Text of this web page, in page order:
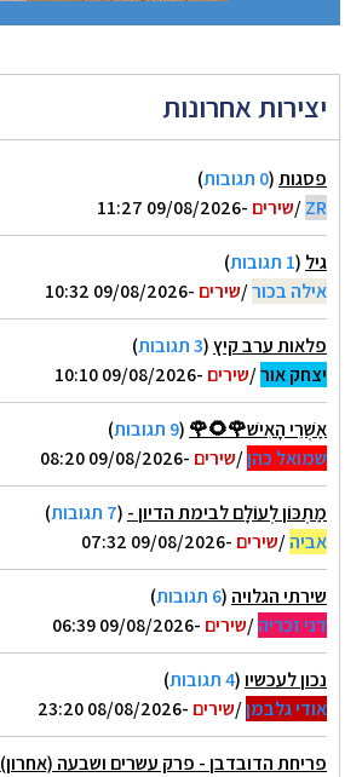
יצירות אחרונות
פסגות(0 תגובות
)
ZR
/שירים -09/08/2026 11:27
גיל (1 תגובות
)
אילה בכור/שירים -09/08/2026 10:32
פלאות ערב קיץ(3 תגובות
)
יצחק אור/שירים -09/08/2026 10:10
אַשְׁרֵי הָאִישׁ🌹🌻🌹 (9 תגובות
)
שמואל כהן/שירים -09/08/2026 08:20
מַתְכּוֹן לְעוֹלָם לבימת הדיון - (7 תגובות
)
אביה/שירים -09/08/2026 07:32
שירתי הגלויה (6 תגובות
)
דני זכריה/שירים -09/08/2026 06:39
נכון לעכשיו(4 תגובות
)
אודי גלבמן/שירים -08/08/2026 23:20
פריחת הדובדבן - פרק עשרים ושבעה (אחרון)